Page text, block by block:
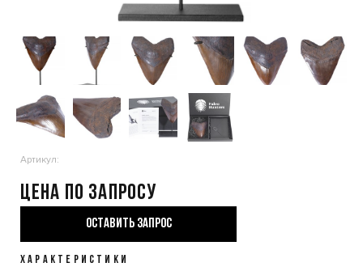
Артикул:
Цена по запросу
ОСТАВИТЬ ЗАПРОС
ХАРАКТЕРИСТИКИ